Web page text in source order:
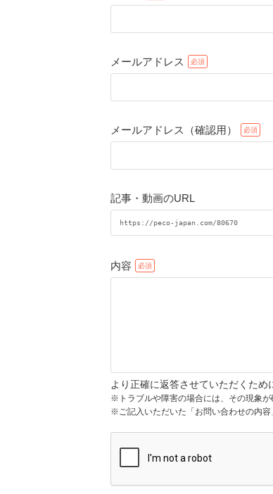
メールアドレス
メールアドレス（確認用）
記事・動画のURL
内容
より正確に返答させていただくため
※トラブルや障害の場合には、その現象が
※ご記入いただいた「お問い合わせの内容